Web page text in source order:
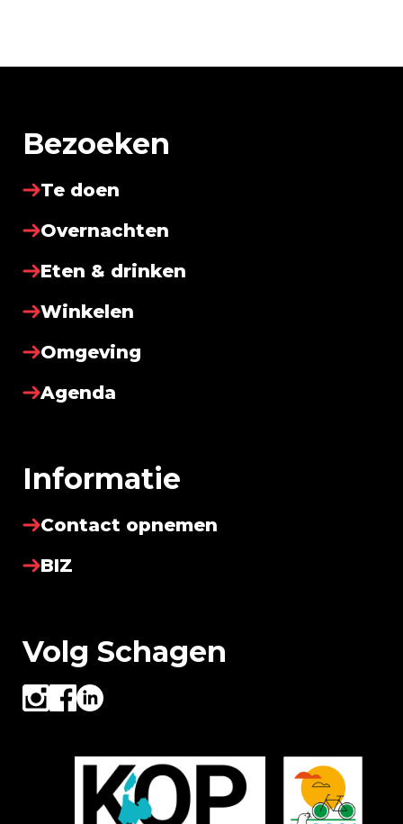
Bezoeken
Te doen
Overnachten
Eten & drinken
Winkelen
Omgeving
Agenda
Informatie
Contact opnemen
BIZ
Volg Schagen